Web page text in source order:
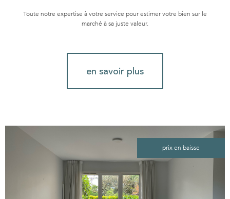
Toute notre expertise à votre service pour estimer votre bien sur le
marché à sa juste valeur.
en savoir plus
prix en baisse
voir le